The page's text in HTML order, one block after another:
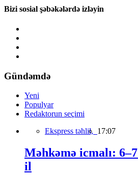
Bizi sosial şəbəkələrdə izləyin
Gündəmdə
Yeni
Populyar
Redaktorun seçimi
Ekspress təhlil, 17:07
Məhkəmə icmalı:
il